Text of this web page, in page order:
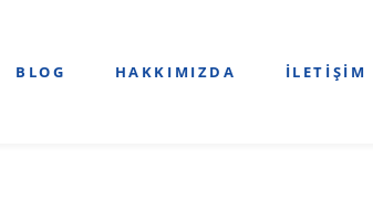
BLOG HAKKIMIZDA İLETIŞIM